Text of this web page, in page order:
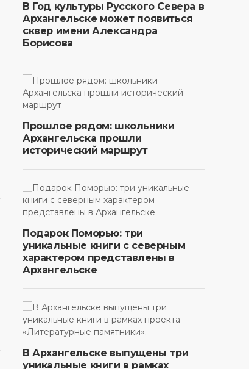
В Год культуры Русского Севера в
Архангельске может появиться
сквер имени Александра
Борисова
Прошлое рядом: школьники
Архангельска прошли
исторический маршрут
Подарок Поморью: три
уникальные книги с северным
характером представлены в
Архангельске
В Архангельске выпущены три
уникальные книги в рамках